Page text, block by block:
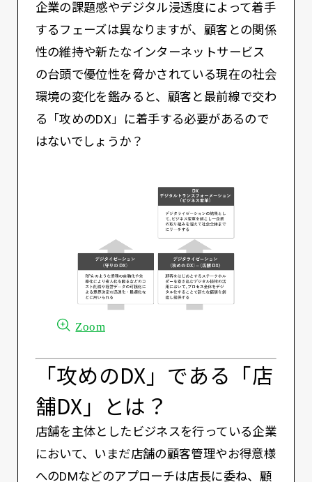
企業の課題感やデジタル浸透度によって着手
するフェーズは異なりますが、顧客との関係
性の維持や新たなインターネットサービス
の台頭で優位性を脅かされている現在の社会
環境の変化を鑑みると、顧客と最前線で交わ
る「攻めのDX」に着手する必要があるので
はないでしょうか？
Zoom
「攻めのDX」である「店
舗DX」とは？
店舗を主体としたビジネスを行っている企業
において、いまだ店舗の顧客管理やお得意様
へのDMなどのアプローチは店長に委ね、顧